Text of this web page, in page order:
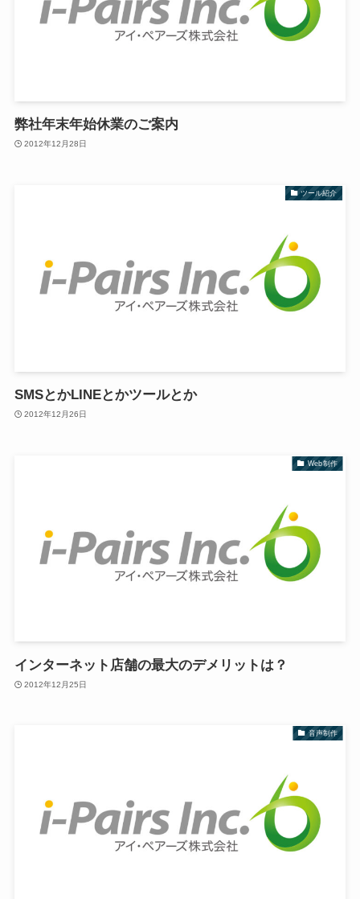
弊社年末年始休業のご案内
2012年12月28日
ツール紹介
SMSとかLINEとかツールとか
2012年12月26日
Web制作
インターネット店舗の最大のデメリットは？
2012年12月25日
音声制作